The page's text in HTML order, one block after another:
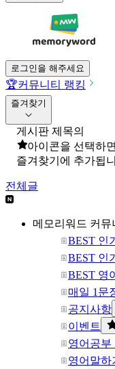
로그인을 해주세요
🏆커뮤니티 랭킹
즐겨찾기
게시판 제목의
아이콘을 선택하면
즐겨찾기에 추가됩
전체글
메모리워드 커뮤
BEST 인
BEST 인
BEST 영
매일 1문
공지사항
이벤트
영어공부
영어말하